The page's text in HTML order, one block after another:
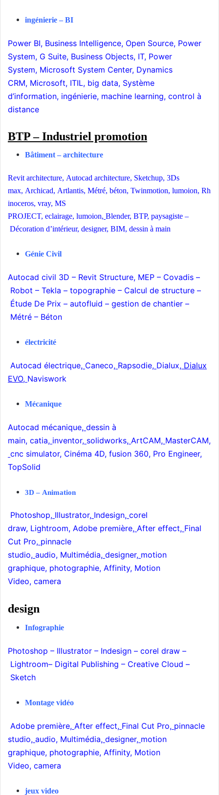
ingénierie – BI
Power BI, Business Intelligence, Open Source, Power
System, G Suite, Business Objects, IT, Power
System, Microsoft System Center, Dynamics
CRM, Microsoft, ITIL, big data, Système
d’information, ingénierie, machine learning, control à
distance
BTP – Industriel promotion
Bâtiment – architecture
Revit architecture, Autocad architecture, Sketchup, 3Ds
max, Archicad, Artlantis, Métré, béton, Twinmotion, lumoion, Rh
inoceros, vray, MS
PROJECT, eclairage, lumoion, Blender, BTP, paysagiste –
Décoration d’intérieur, designer, BIM, dessin à main
Génie Civil
Autocad civil 3D – Revit Structure, MEP – Covadis –
Robot – Tekla – topographie – Calcul de structure –
Étude De Prix – autofluid – gestion de chantier –
Métré – Béton
électricité
Autocad électrique, Caneco, Rapsodie, Dialux, Dialux
EVO, Naviswork
Mécanique
Autocad mécanique, dessin à
main, catia, inventor, solidworks, ArtCAM, MasterCAM,
cnc simulator, Cinéma 4D, fusion 360, Pro Engineer,
TopSolid
3D – Animation
Photoshop, Illustrator, Indesign, corel
draw, Lightroom, Adobe première, After effect, Final
Cut Pro, pinnacle
studio, audio, Multimédia, designer, motion
graphique, photographie, Affinity, Motion
Video, camera
design
Infographie
Photoshop – Illustrator – Indesign – corel draw –
Lightroom– Digital Publishing – Creative Cloud –
Sketch
Montage vidéo
Adobe première, After effect, Final Cut Pro, pinnacle
studio, audio, Multimédia, designer, motion
graphique, photographie, Affinity, Motion
Video, camera
jeux video